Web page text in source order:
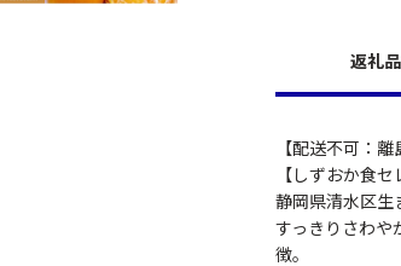
返礼
【配送不可：離
【しずおか食セ
静岡県清水区生
すっきりさわや
徴。